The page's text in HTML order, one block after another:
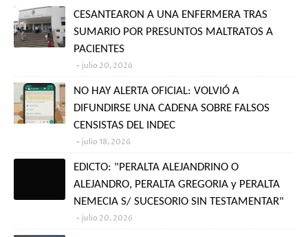
CESANTEARON A UNA ENFERMERA TRAS
SUMARIO POR PRESUNTOS MALTRATOS A
PACIENTES
julio 20, 2026
NO HAY ALERTA OFICIAL: VOLVIÓ A
DIFUNDIRSE UNA CADENA SOBRE FALSOS
CENSISTAS DEL INDEC
julio 18, 2026
EDICTO: "PERALTA ALEJANDRINO O
ALEJANDRO, PERALTA GREGORIA y PERALTA
NEMECIA S/ SUCESORIO SIN TESTAMENTAR"
julio 20, 2026